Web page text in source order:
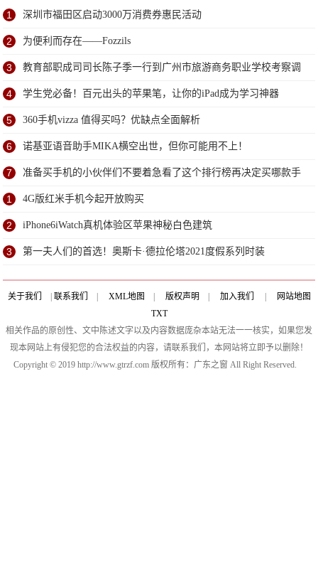
1 深圳市福田区启动3000万消费券惠民活动
2 为便利而存在——Fozzils
3 教育部职成司司长陈子季一行到广州市旅游商务职业学校考察调
研
4 学生党必备！百元出头的苹果笔，让你的iPad成为学习神器
5 360手机vizza 值得买吗？优缺点全面解析
6 诺基亚语音助手MIKA横空出世，但你可能用不上！
7 准备买手机的小伙伴们不要着急看了这个排行榜再决定买哪款手
机吧
1 4G版红米手机今起开放购买
2 iPhone6iWatch真机体验区苹果神秘白色建筑
3 第一夫人们的首选！奥斯卡·德拉伦塔2021度假系列时装
关于我们 | 联系我们 | XML地图 | 版权声明 | 加入我们 |
网站地图
TXT
相关作品的原创性、文中陈述文字以及内容数据庞杂本站无法一一核实，如果您发
现本网站上有侵犯您的合法权益的内容，请联系我们，本网站将立即予以删除！
Copyright © 2019 http://www.gtrzf.com 版权所有：广东之窗 All Right Reserved.